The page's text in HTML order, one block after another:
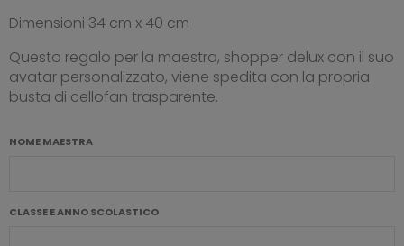
Dimensioni 34 cm x 40 cm
Questo regalo per la maestra, shopper delux con il suo
avatar personalizzato, viene spedita con la propria
busta di cellofan trasparente.
NOME MAESTRA
CLASSE E ANNO SCOLASTICO